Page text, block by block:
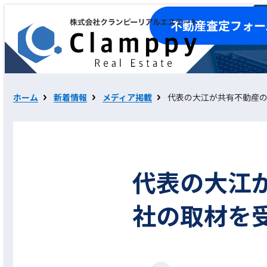
ホーム 新着情報 メディア掲載 代表の大江が共有不動産
代表の大江
社の取材を